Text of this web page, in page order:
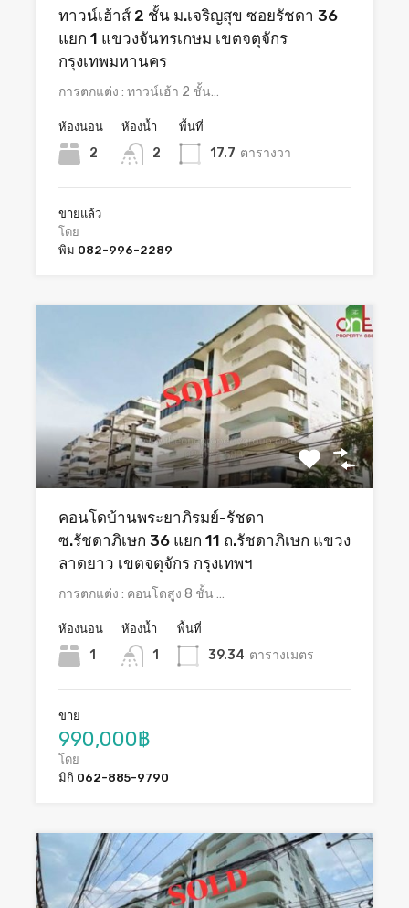
ทาวน์เฮ้าส์ 2 ชั้น ม.เจริญสุข ซอยรัชดา 36
แยก 1 แขวงจันทรเกษม เขตจตุจักร
กรุงเทพมหานคร
การตกแต่ง : ทาวน์เฮ้า 2 ชั้น…
ห้องนอน
2
ห้องน้ำ
2
พื้นที่
17.7 ตารางวา
ขายแล้ว
โดย
พิม 082-996-2289
คอนโดบ้านพระยาภิรมย์-รัชดา
ซ.รัชดาภิเษก 36 แยก 11 ถ.รัชดาภิเษก แขวง
ลาดยาว เขตจตุจักร กรุงเทพฯ
การตกแต่ง : คอนโดสูง 8 ชั้น …
ห้องนอน
1
ห้องน้ำ
1
พื้นที่
39.34 ตารางเมตร
ขาย
990,000฿
โดย
มิกิ 062-885-9790